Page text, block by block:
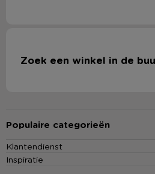
Zoek een winkel in de
Populaire categorieën
Klantendienst
Inspiratie